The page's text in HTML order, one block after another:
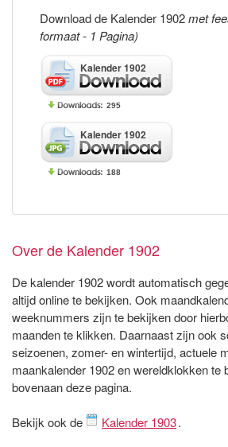
Download de Kalender 1902met
formaat - 1 Pagina)
Kalender 1902
295
Kalender 1902
188
Over de Kalender 1902
De kalender 1902 wordt automatisch
altijd online te bekijken. Ook
weeknummers zijn te bekijken door
maanden te klikken. Daarnaast zijn ook
seizoenen, zomer- en wintertijd, actuele
maankalender 1902 en wereldklokken te
bovenaan deze pagina.
Bekijk ook de Kalender 1903.